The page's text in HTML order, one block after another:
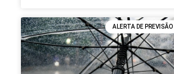
ALERTA DE